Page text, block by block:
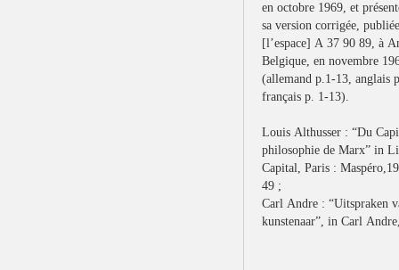
en octobre 1969, et
sa version corrigée,
[l’espace] A 37 90 89, à
Belgique, en novembre
(allemand p.1-13, anglais
français p. 1-13).
Louis Althusser : “Du
philosophie de Marx” in
Capital, Paris :
49 ;
Carl Andre: “Uitspraken
kunstenaar”, in Carl